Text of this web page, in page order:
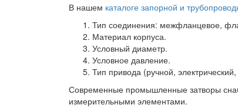
В нашем каталоге запорной и
Тип соединения: межфланцевое,
Материал корпуса.
Условный диаметр.
Условное давление.
Тип привода (ручной,
Современные промышленные затворы
измерительными элементами.